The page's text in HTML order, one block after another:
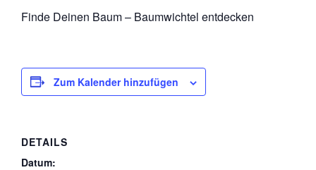
Finde Deinen Baum – Baumwichtel entdecken
Zum Kalender hinzufügen
DETAILS
Datum: